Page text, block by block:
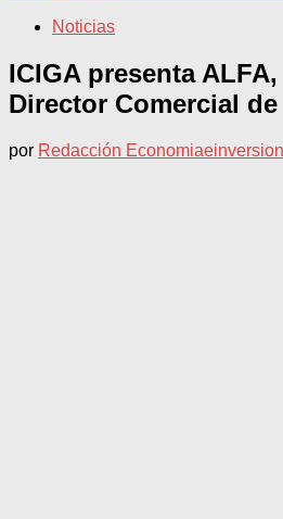
Noticias
ICIGA presenta
Director Comercial de
por Redacción